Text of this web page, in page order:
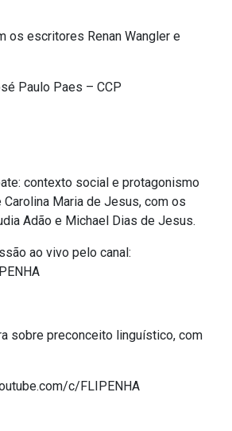
os escritores Renan Wangler e
Paulo Paes – CCP
contexto social e protagonismo
Maria de Jesus, com os
Adão e Michael Dias de Jesus.
ao vivo pelo canal:
sobre preconceito linguístico, com
c/FLIPENHA